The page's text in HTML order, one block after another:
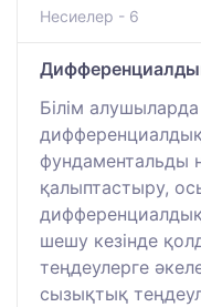
Несиелер - 6
Білім
фундаментальды
қалыптастыру,
шешу кезінде
теңдеулерге
сызықтық